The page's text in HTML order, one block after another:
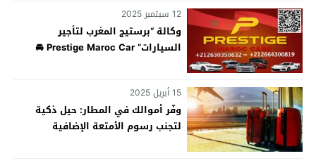
12 سبتمبر 2025
وكالة “برستيج المغرب لتأجير
السيارات” Prestige Maroc Car 🚘
15 أبريل 2025
وفّر أموالك في المطار: حيل ذكية
لتجنب رسوم الأمتعة الإضافية